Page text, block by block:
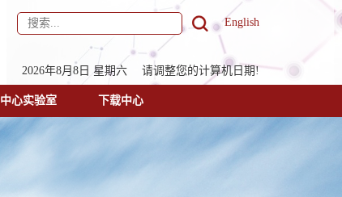
English
2026年8月8日 星期六 请调整您的计算机日期!
中心实验室 下载中心